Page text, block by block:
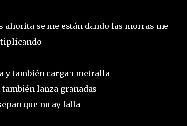
se me están dando las morras me
y también cargan metralla
lanza granadas
que no ay falla